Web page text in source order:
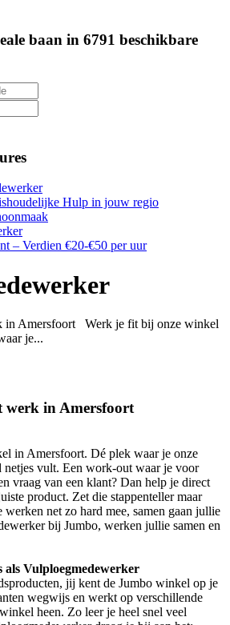
baan in 6791 beschikbare
Hulp in jouw regio
– Verdien €20-€50 per uur
in Amersfoort Werk je fit bij onze winkel
je...
werk in Amersfoort
in Amersfoort. Dé plek waar je onze
netjes vult. Een work-out waar je voor
vraag van een klant? Dan help je direct
product. Zet die stappenteller maar
werken net zo hard mee, samen gaan jullie
bij Jumbo, werken jullie samen en
Vulploegmedewerker
jij kent de Jumbo winkel op je
wegwijs en werkt op verschillende
heen. Zo leer je heel snel veel